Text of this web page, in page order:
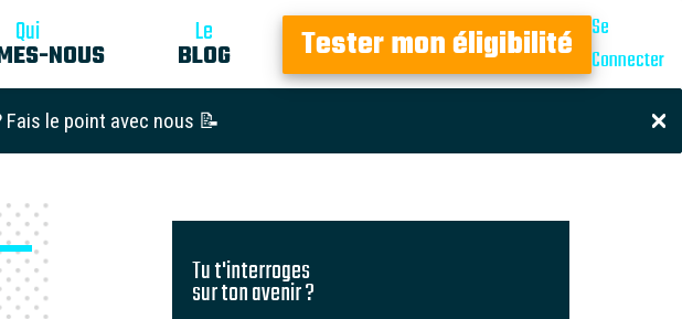
Qui
NOUS
Le
BLOG Tester mon éligibilité
Se
Connecter
le point avec nous 📝
Tu t'interroges
sur ton avenir ?